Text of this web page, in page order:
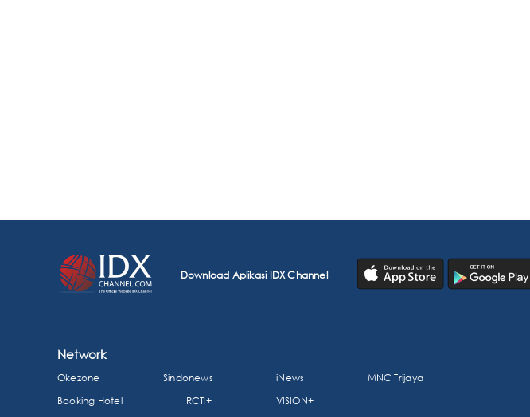
Download Aplikasi IDX Channel
Network
Okezone Sindonews iNews
MNC Trijaya
Booking Hotel
RCTI+ VISION+